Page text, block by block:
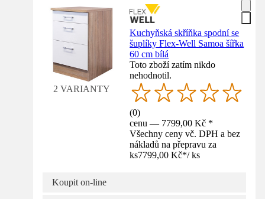
2 VARIANTY
Kuchyňská skříňka spodní se
šuplíky Flex-Well Samoa šířka
60 cm bílá
Toto zboží zatím nikdo
nehodnotil.
(0)
cenu — 7799,00 Kč *
Všechny ceny vč. DPH a bez
nákladů na přepravu za
ks7799,00 Kč*/ ks
Koupit on-line